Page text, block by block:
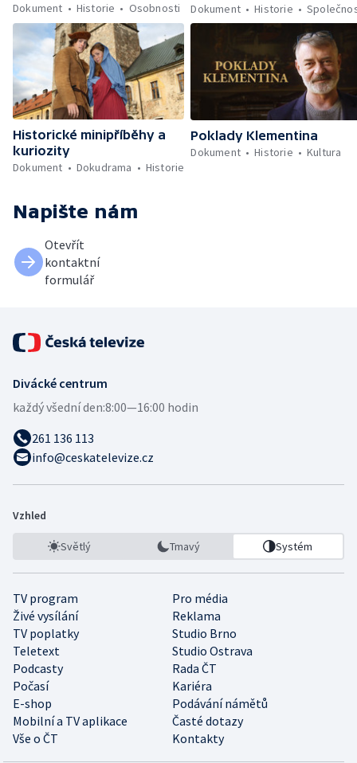
Dokument
Historie Osobnosti
Dokument
Historie
Historické minipříběhy a
kuriozity
Dokument
Dokudrama Historie
Poklady Klementina
Dokument
Historie Kultura
Napište nám
Otevřít
kontaktní
formulář
Divácké centrum
každý všední den:8:00—16:00 hodin
261 136 113
info@ceskatelevize.cz
Vzhled
Světlý Tmavý Systém
TV program
Pro média
Živé vysílání
Reklama
TV poplatky
Studio Brno
Teletext
Studio Ostrava
Podcasty
Rada ČT
Počasí
Kariéra
E-shop
Podávání námětů
Mobilní a TV aplikace
Časté dotazy
Vše o ČT
Kontakty